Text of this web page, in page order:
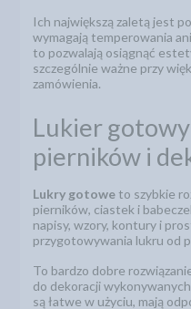
Ich największą zaletą jest
wymagają temperowania
to pozwalają osiągnąć
szczególnie ważne przy
zamówienia.
Lukier
pierników i
Lukry gotowe to szybkie
pierników, ciastek i
napisy, wzory, kontury i
przygotowywania lukru od
To bardzo dobre
do dekoracji
są łatwe w użyciu, mają